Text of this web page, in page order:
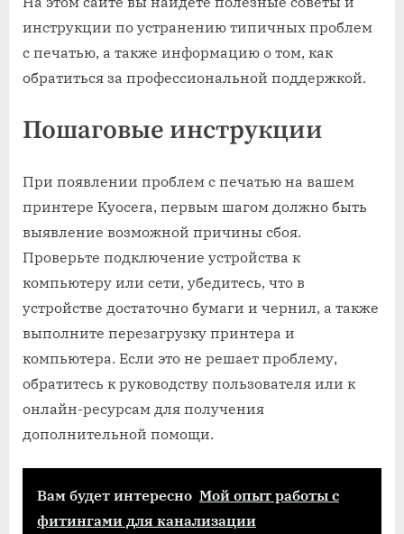
инструкции по устранению типичных проблем
с печатью, а также информацию о том, как
обратиться за профессиональной поддержкой.
Пошаговые инструкции
При появлении проблем с печатью на вашем
принтере Kyocera, первым шагом должно быть
выявление возможной причины сбоя.
Проверьте подключение устройства к
компьютеру или сети, убедитесь, что в
устройстве достаточно бумаги и чернил, а также
выполните перезагрузку принтера и
компьютера. Если это не решает проблему,
обратитесь к руководству пользователя или к
онлайн-ресурсам для получения
дополнительной помощи.
Вам будет интересно Мой опыт работы с
фитингами для канализации